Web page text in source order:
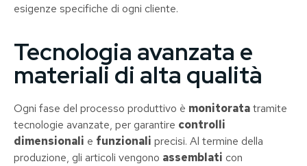
esigenze specifiche di ogni cliente.
Tecnologia avanzata e
materiali di alta qualità
Ogni fase del processo produttivo è monitoratatramite
tecnologie avanzate, per garantire controlli
dimensionali e funzionali precisi. Al termine della
produzione, gli articoli vengono assemblati con